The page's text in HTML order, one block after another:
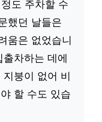
도 주차할 수
했던 날들은
움은 없었습니
차하는 데에
붕이 없어 비
할 수도 있습